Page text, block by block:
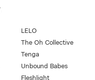
LELO
The Oh Collective
Tenga
Unbound Babes
Fleshlight